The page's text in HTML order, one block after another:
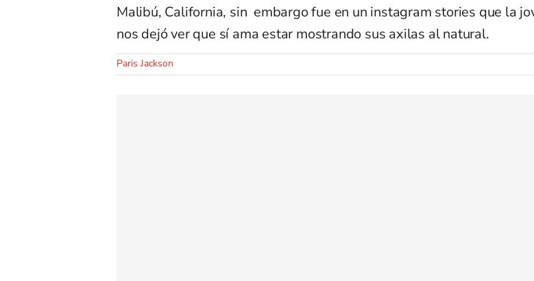
Malibú, California, sin embargo fue en un instagram stories que la
nos dejó ver que sí ama estar mostrando sus axilas al natural.
Paris Jackson